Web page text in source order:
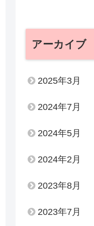
アーカイブ
2025年3月
2024年7月
2024年5月
2024年2月
2023年8月
2023年7月